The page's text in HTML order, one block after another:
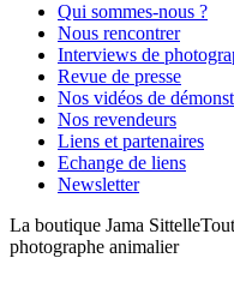
Qui sommes-nous ?
Nous rencontrer
Interviews de
Revue de presse
Nos vidéos de
Nos revendeurs
Liens et partenaires
Echange de liens
Newsletter
La boutique Jama Sittelle
photographe animalier